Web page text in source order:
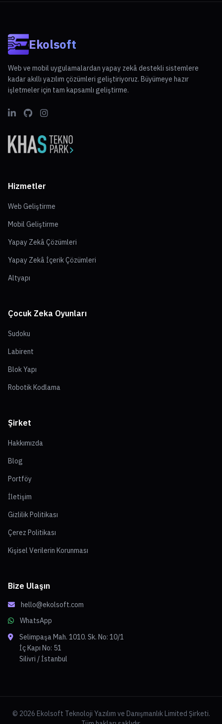
Ekolsoft
Web ve mobil uygulamalardan yapay zekâ destekli sistemlere
kadar akıllı yazılım çözümleri geliştiriyoruz. Büyümeye hazır
işletmeler için tam kapsamlı geliştirme.
Hizmetler
Web Geliştirme
Mobil Geliştirme
Yapay Zekâ Çözümleri
Yapay Zekâ İçerik Çözümleri
Altyapı
Çocuk Zeka Oyunları
Sudoku
Labirent
Blok Yapı
Robotik Kodlama
Şirket
Hakkımızda
Blog
Portföy
İletişim
Gizlilik Politikası
Çerez Politikası
Kişisel Verilerin Korunması
Bize Ulaşın
hello@ekolsoft.com
WhatsApp
Selimpaşa Mah. 1010. Sk. No: 10/1
İç Kapı No: 51
Silivri / İstanbul
© 2026 Ekolsoft Teknoloji Yazılım ve Danışmanlık Limited Şirketi.